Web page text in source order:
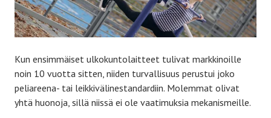
Kun ensimmäiset ulkokuntolaitteet tulivat markkinoille
noin 10 vuotta sitten, niiden turvallisuus perustui joko
peliareena- tai leikkivälinestandardiin. Molemmat olivat
yhtä huonoja, sillä niissä ei ole vaatimuksia mekanismeille.